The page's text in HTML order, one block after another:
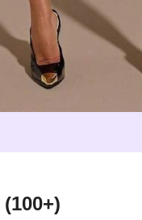
(100+)